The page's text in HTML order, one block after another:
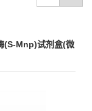
(S-Mnp)试剂盒(微